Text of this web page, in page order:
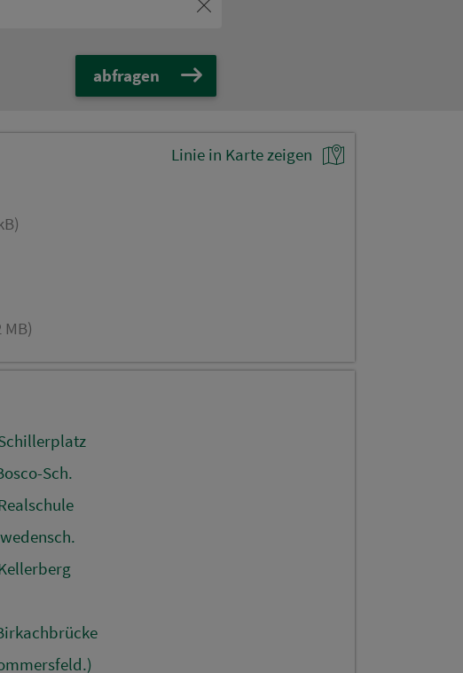
abfragen
Linie in Karte zeigen
Sch.